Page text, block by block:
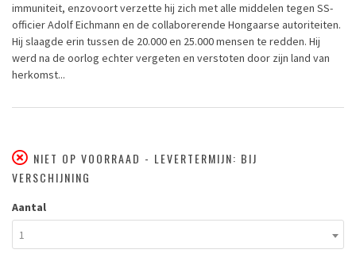
immuniteit, enzovoort verzette hij zich met alle middelen tegen SS-
officier Adolf Eichmann en de collaborerende Hongaarse autoriteiten.
Hij slaagde erin tussen de 20.000 en 25.000 mensen te redden. Hij
werd na de oorlog echter vergeten en verstoten door zijn land van
herkomst...
NIET OP VOORRAAD - LEVERTERMIJN: BIJ
VERSCHIJNING
Aantal
1